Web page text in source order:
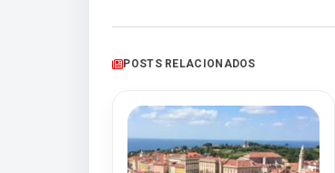
POSTS RELACIONADOS